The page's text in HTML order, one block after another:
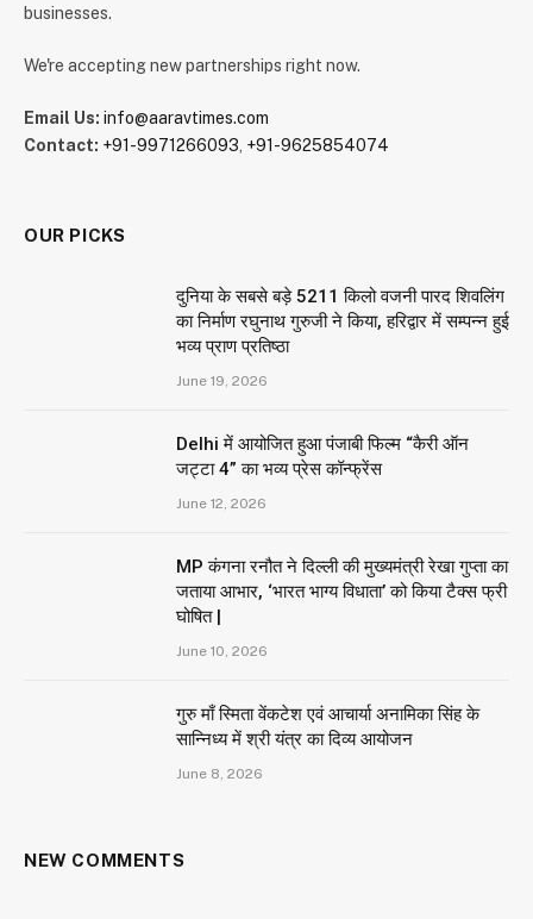
businesses.
We're accepting new partnerships right now.
Email Us: info@aaravtimes.com
Contact: +91-9971266093 +91-9625854074
OUR PICKS
दुनिया के सबसे बड़े 5211 किलो वजनी पारद शिवलिंग
का निर्माण रघुनाथ गुरुजी ने किया, हरिद्वार में सम्पन्न हुई
भव्य प्राण प्रतिष्ठा
June 19, 2026
Delhi में आयोजित हुआ पंजाबी फिल्म “कैरी ऑन
जट्टा 4” का भव्य प्रेस कॉन्फ्रेंस
June 12, 2026
MP कंगना रनौत ने दिल्ली की मुख्यमंत्री रेखा गुप्ता का
जताया आभार, ‘भारत भाग्य विधाता’ को किया टैक्स फ्री
घोषित |
June 10, 2026
गुरु माँ स्मिता वेंकटेश एवं आचार्या अनामिका सिंह के
सान्निध्य में श्री यंत्र का दिव्य आयोजन
June 8, 2026
NEW COMMENTS